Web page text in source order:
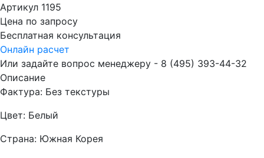
Артикул 1195
Цена по запросу
Бесплатная консультация
Онлайн расчет
Или задайте вопрос менеджеру - 8 (495) 393-44-32
Описание
Фактура: Без текстуры
Цвет: Белый
Страна: Южная Корея